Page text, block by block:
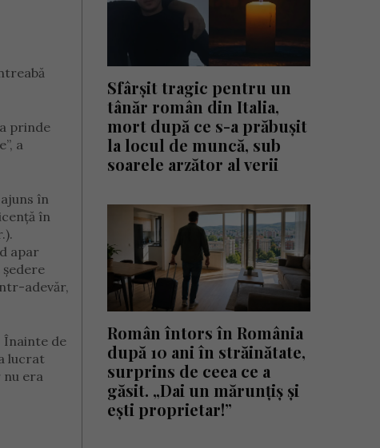
prinde
a
în
în
apar
adevăr,
Înainte de
lucrat
era
Sfârșit tragic pentru un
tânăr român din Italia,
mort după ce s-a prăbușit
la locul de muncă, sub
soarele arzător al verii
Român întors în România
după 10 ani în străinătate,
surprins de ceea ce a
găsit. „Dai un mărunțiș și
ești proprietar!”